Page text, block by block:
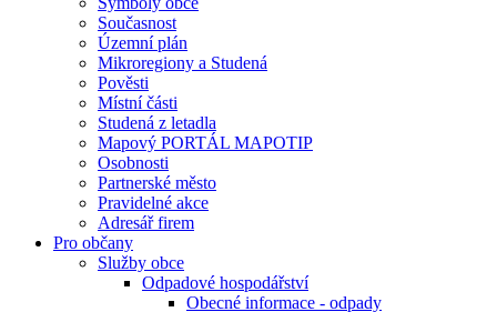
Současnost
Územní plán
Mikroregiony a Studená
Pověsti
Místní části
Studená z letadla
Mapový PORTÁL MAPOTIP
Osobnosti
Partnerské město
Pravidelné akce
Adresář firem
Pro občany
Služby obce
Odpadové hospodářství
Obecné informace - odpady